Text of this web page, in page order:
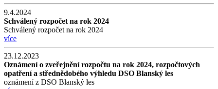
9.4.2024
Schválený rozpočet na rok 2024
Schválený rozpočet na rok 2024
více
23.12.2023
Oznámení o zveřejnění rozpočtu na rok 2024, rozpočtových
opatření a střednědobého výhledu DSO Blanský les
oznámení z DSO Blanský les